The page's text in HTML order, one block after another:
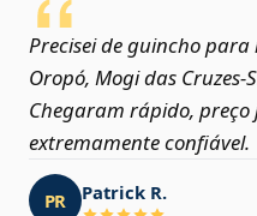
Precisei de guincho
Oropó, Mogi das
Chegaram rápido, preço
extremamente confiável.
PR Patrick R.